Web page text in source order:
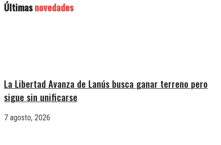
Últimasnovedades
La Libertad Avanza de Lanús busca ganar terreno pero
sigue sin unificarse
7 agosto, 2026